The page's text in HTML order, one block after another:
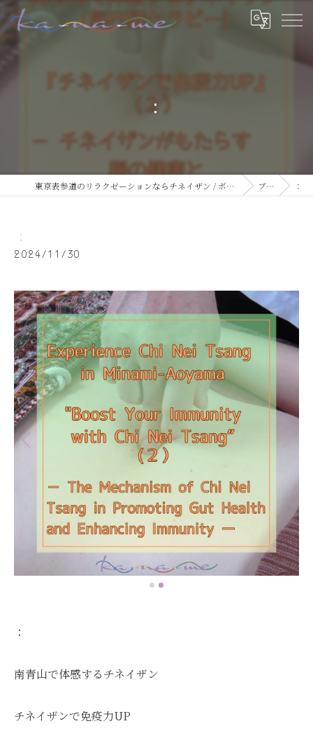
：
東京表参道のリラクゼーションならチネイザン / ボディ & マインドケアサロン ka-na-me ブログ ：
：
2024/11/30
：
南青山で体感するチネイザン
チネイザンで免疫力UP